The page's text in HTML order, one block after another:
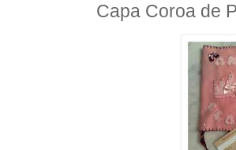
Capa Coroa de